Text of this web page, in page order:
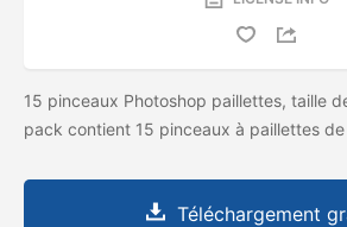
15 pinceaux Photoshop paillettes, taille
pack contient 15 pinceaux à paillettes
Téléchargement